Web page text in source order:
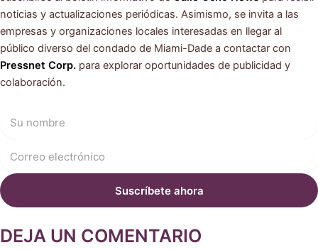
noticias y actualizaciones periódicas. Asimismo, se invita a las
empresas y organizaciones locales interesadas en llegar al
público diverso del condado de Miami-Dade a contactar con
Pressnet Corp. para explorar oportunidades de publicidad y
colaboración.
DEJA UN COMENTARIO